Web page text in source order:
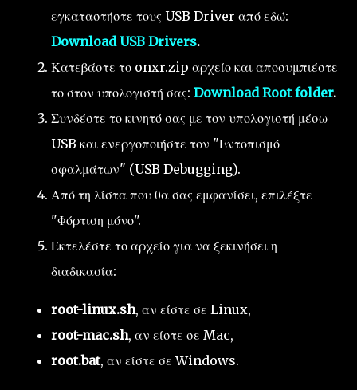
εγκαταστήστε τους USB Driver από εδώ:
Download USB Drivers.
Κατεβάστε το onxr.zip αρχείο και αποσυμπιέστε
το στον υπολογιστή σας: Download Root folder.
Συνδέστε το κινητό σας με τον υπολογιστή μέσω
USB και ενεργοποιήστε τον "Εντοπισμό
σφαλμάτων" (USB Debugging).
Από τη λίστα που θα σας εμφανίσει, επιλέξτε
"Φόρτιση μόνο".
Εκτελέστε το αρχείο για να ξεκινήσει η
διαδικασία:
root-linux.sh, αν είστε σε Linux,
root-mac.sh, αν είστε σε Mac,
root.bat, αν είστε σε Windows.